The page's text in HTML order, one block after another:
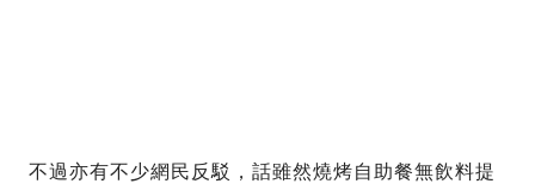
不過亦有不少網民反駁，話雖然燒烤自助餐無飲料提